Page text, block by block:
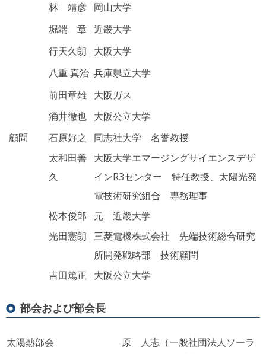
林 靖彦 岡山大学
堀端 章 近畿大学
行天久朗
大阪大学
八重 真治 兵庫県立大学
前田章雄 大阪ガス
涌井徹也 大阪公立大学
顧問
石原好之
同志社大学 名誉教授
太和田善
久
大阪大学エマージングサイエンスデザ
インR3センター 特任教授、太陽光発
電技術研究組合 専務理事
松本俊郎
元 近畿大学
光田憲朗 三菱電機株式会社 先端技術総合研究
所開発戦略部 技術顧問
吉田篤正 大阪公立大学
部会および部会長
太陽熱部会
原 人志（一般社団法人ソーラ